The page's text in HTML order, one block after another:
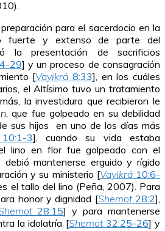
para el sacerdocio en la
fuerte y extenso de parte del
la presentación de sacrificios
29] y un proceso de consagración
[Vayikrá 8:33], en los cuáles
el Altísimo tuvo un tratamiento
la investidura que recibieron le
, que fue golpeado en su debilidad
sus hijos en uno de los días más
10:1-3], cuando su vida estaba
lino en flor fue golpeado con el
debió mantenerse erguido y rígido
y su ministerio [Vayikrá10:6-
el tallo del lino (Peña, 2007). Para
honor y dignidad [Shemot28:2],
28:15] y para mantenerse
la idolatría [Shemot32:25-26] y